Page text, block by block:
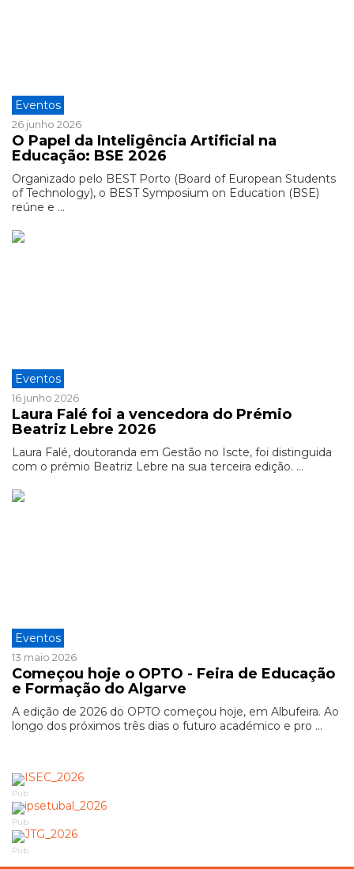
Eventos
26 junho 2026
O Papel da Inteligência Artificial na
Educação: BSE 2026
Organizado pelo BEST Porto (Board of European Students
of Technology), o BEST Symposium on Education (BSE)
reúne e ...
Eventos
16 junho 2026
Laura Falé foi a vencedora do Prémio
Beatriz Lebre 2026
Laura Falé, doutoranda em Gestão no Iscte, foi distinguida
com o prémio Beatriz Lebre na sua terceira edição. ...
Eventos
13 maio 2026
Começou hoje o OPTO - Feira de Educação
e Formação do Algarve
A edição de 2026 do OPTO começou hoje, em Albufeira. Ao
longo dos próximos três dias o futuro académico e pro ...
Pub
Pub
Pub